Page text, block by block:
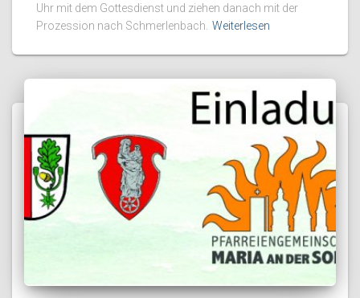
Uhr mit dem Gottesdienst und ziehen danach mit der
Prozession nach Schmerlenbach. Weiterlesen